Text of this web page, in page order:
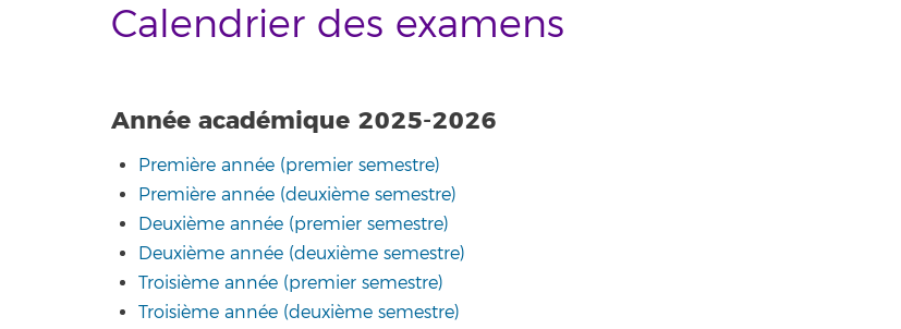
Calendrier des examens
Année académique 2025-2026
Première année (premier semestre)
Première année (deuxième semestre)
Deuxième année (premier semestre)
Deuxième année (deuxième semestre)
Troisième année (premier semestre)
Troisième année (deuxième semestre)